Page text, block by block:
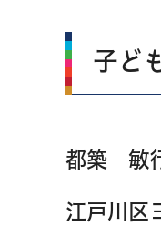
子ど
都築 敏
江戸川区